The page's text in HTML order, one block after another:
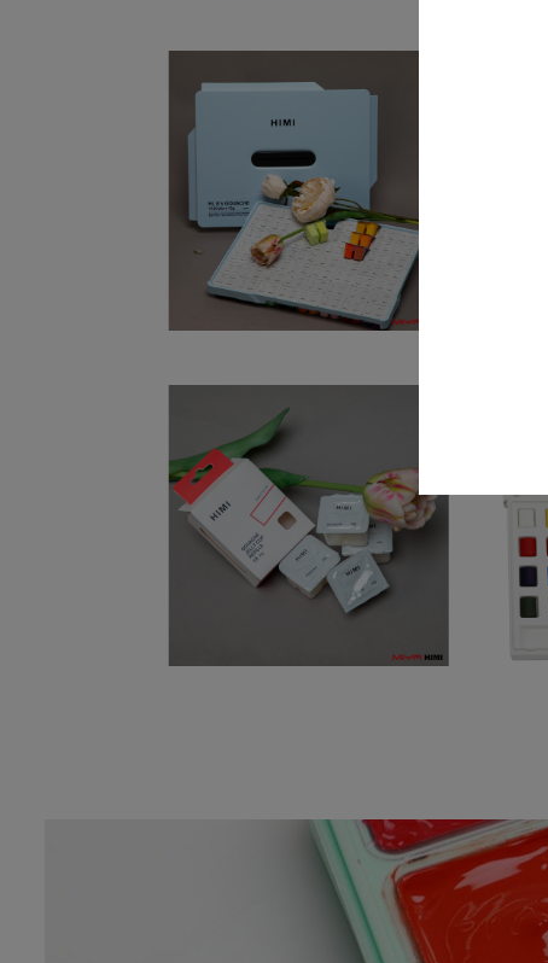
MIYA HIMI
GOUACHE 112
FARBEN SET – ICE
BLUE CASE
55,00 €
MIYA HIMI
GOUACHE JELLY
CUP REFILL –
TITANIUM WHITE
7,00€